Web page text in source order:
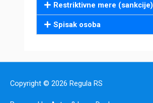
Restriktivne mere (sankcije)
Spisak osoba
Copyright © 2026 Regula RS